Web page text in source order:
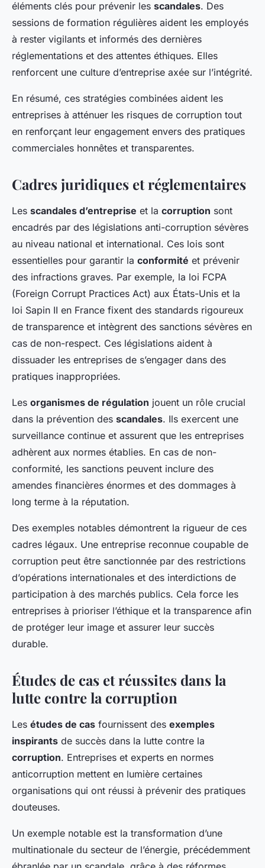
éléments clés pour prévenir les scandales. Des
sessions de formation régulières aident les employés
à rester vigilants et informés des dernières
réglementations et des attentes éthiques. Elles
renforcent une culture d’entreprise axée sur l’intégrité.
En résumé, ces stratégies combinées aident les
entreprises à atténuer les risques de corruption tout
en renforçant leur engagement envers des pratiques
commerciales honnêtes et transparentes.
Cadres juridiques et réglementaires
Les scandales d’entreprise et la corruption sont
encadrés par des législations anti-corruption sévères
au niveau national et international. Ces lois sont
essentielles pour garantir la conformité et prévenir
des infractions graves. Par exemple, la loi FCPA
(Foreign Corrupt Practices Act) aux États-Unis et la
loi Sapin II en France fixent des standards rigoureux
de transparence et intègrent des sanctions sévères en
cas de non-respect. Ces législations aident à
dissuader les entreprises de s’engager dans des
pratiques inappropriées.
Les organismes de régulation jouent un rôle crucial
dans la prévention des scandales. Ils exercent une
surveillance continue et assurent que les entreprises
adhèrent aux normes établies. En cas de non-
conformité, les sanctions peuvent inclure des
amendes financières énormes et des dommages à
long terme à la réputation.
Des exemples notables démontrent la rigueur de ces
cadres légaux. Une entreprise reconnue coupable de
corruption peut être sanctionnée par des restrictions
d’opérations internationales et des interdictions de
participation à des marchés publics. Cela force les
entreprises à prioriser l’éthique et la transparence afin
de protéger leur image et assurer leur succès
durable.
Études de cas et réussites dans la
lutte contre la corruption
Les études de cas fournissent des exemples
inspirants de succès dans la lutte contre la
corruption. Entreprises et experts en normes
anticorruption mettent en lumière certaines
organisations qui ont réussi à prévenir des pratiques
douteuses.
Un exemple notable est la transformation d’une
multinationale du secteur de l’énergie, précédemment